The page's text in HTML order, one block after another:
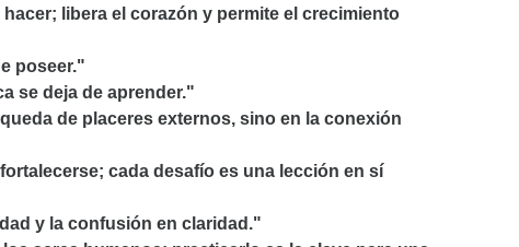
libera el corazón y permite el crecimiento
poseer."
se deja de aprender."
de placeres externos, sino en la conexión
cada desafío es una lección en sí
y la confusión en claridad."